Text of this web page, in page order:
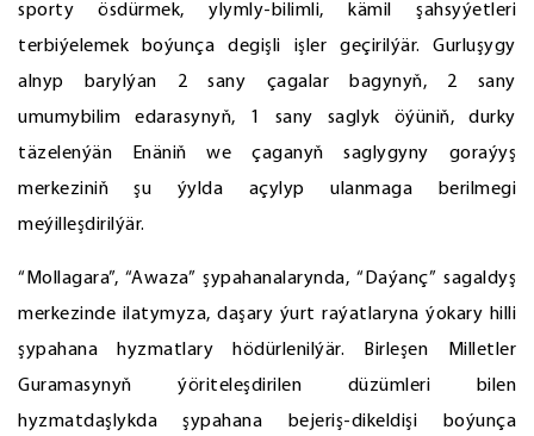
sporty ösdürmek, ylymly-bilimli, kämil şahsyýetleri
terbiýelemek boýunça degişli işler geçirilýär. Gurluşygy
alnyp barylýan 2 sany çagalar bagynyň, 2 sany
umumybilim edarasynyň, 1 sany saglyk öýüniň, durky
täzelenýän Enäniň we çaganyň saglygyny goraýyş
merkeziniň şu ýylda açylyp ulanmaga berilmegi
meýilleşdirilýär.
“Mollagara”, “Awaza” şypahanalarynda, “Daýanç” sagaldyş
merkezinde ilatymyza, daşary ýurt raýatlaryna ýokary hilli
şypahana hyzmatlary hödürlenilýär. Birleşen Milletler
Guramasynyň ýöriteleşdirilen düzümleri bilen
hyzmatdaşlykda şypahana bejeriş-dikeldişi boýunça